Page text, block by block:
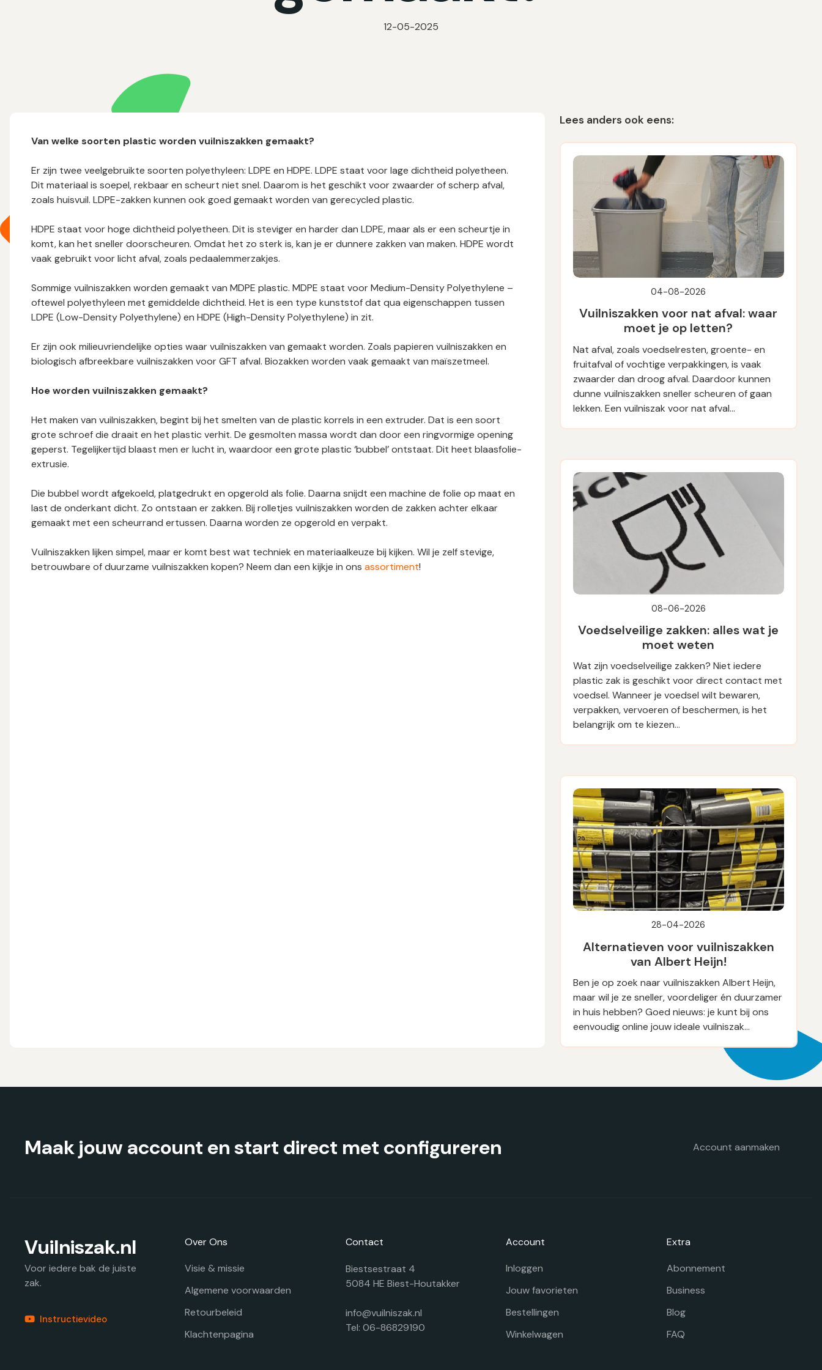
12-05-2025
Van welke soorten plastic worden vuilniszakken gemaakt?
Er zijn twee veelgebruikte soorten polyethyleen: LDPE en HDPE. LDPE staat voor lage dichtheid polyetheen.
Dit materiaal is soepel, rekbaar en scheurt niet snel. Daarom is het geschikt voor zwaarder of scherp afval,
zoals huisvuil. LDPE-zakken kunnen ook goed gemaakt worden van gerecycled plastic.
HDPE staat voor hoge dichtheid polyetheen. Dit is steviger en harder dan LDPE, maar als er een scheurtje in
komt, kan het sneller doorscheuren. Omdat het zo sterk is, kan je er dunnere zakken van maken. HDPE wordt
vaak gebruikt voor licht afval, zoals pedaalemmerzakjes.
Sommige vuilniszakken worden gemaakt van MDPE plastic. MDPE staat voor Medium-Density Polyethylene –
oftewel polyethyleen met gemiddelde dichtheid. Het is een type kunststof dat qua eigenschappen tussen
LDPE (Low-Density Polyethylene) en HDPE (High-Density Polyethylene) in zit.
Er zijn ook milieuvriendelijke opties waar vuilniszakken van gemaakt worden. Zoals papieren vuilniszakken en
biologisch afbreekbare vuilniszakken voor GFT afval. Biozakken worden vaak gemaakt van maïszetmeel.
Hoe worden vuilniszakken gemaakt?
Het maken van vuilniszakken, begint bij het smelten van de plastic korrels in een extruder. Dat is een soort
grote schroef die draait en het plastic verhit. De gesmolten massa wordt dan door een ringvormige opening
geperst. Tegelijkertijd blaast men er lucht in, waardoor een grote plastic ‘bubbel’ ontstaat. Dit heet blaasfolie-
extrusie.
Die bubbel wordt afgekoeld, platgedrukt en opgerold als folie. Daarna snijdt een machine de folie op maat en
last de onderkant dicht. Zo ontstaan er zakken. Bij rolletjes vuilniszakken worden de zakken achter elkaar
gemaakt met een scheurrand ertussen. Daarna worden ze opgerold en verpakt.
Vuilniszakken lijken simpel, maar er komt best wat techniek en materiaalkeuze bij kijken. Wil je zelf stevige,
betrouwbare of duurzame vuilniszakken kopen? Neem dan een kijkje in ons assortiment!
Lees anders ook eens:
04-08-2026
Vuilniszakken voor nat afval: waar
moet je op letten?
Nat afval, zoals voedselresten, groente- en
fruitafval of vochtige verpakkingen, is vaak
zwaarder dan droog afval. Daardoor kunnen
dunne vuilniszakken sneller scheuren of gaan
lekken. Een vuilniszak voor nat afval…
08-06-2026
Voedselveilige zakken: alles wat je
moet weten
Wat zijn voedselveilige zakken? Niet iedere
plastic zak is geschikt voor direct contact met
voedsel. Wanneer je voedsel wilt bewaren,
verpakken, vervoeren of beschermen, is het
belangrijk om te kiezen…
28-04-2026
Alternatieven voor vuilniszakken
van Albert Heijn!
Ben je op zoek naar vuilniszakken Albert Heijn,
maar wil je ze sneller, voordeliger én duurzamer
in huis hebben? Goed nieuws: je kunt bij ons
eenvoudig online jouw ideale vuilniszak…
Maak jouw account en start direct met configureren Account aanmaken
Vuilniszak.nl
Voor iedere bak de juiste
zak.
Instructievideo
Over Ons
Visie & missie
Algemene voorwaarden
Retourbeleid
Klachtenpagina
Contact
Biestsestraat 4
5084 HE Biest-Houtakker
info@vuilniszak.nl
Tel: 06-86829190
Account
Inloggen
Jouw favorieten
Bestellingen
Winkelwagen
Extra
Abonnement
Business
Blog
FAQ